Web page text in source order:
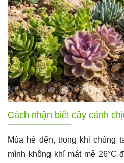
Cách nhận biết cây cảnh
Mùa hè đến, trong khi chúng
mình không khí mát mẻ 26°C